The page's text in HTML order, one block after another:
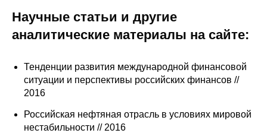
Противодействие коррупции
Материалы для СМИ
Публикации
Научная жизнь
Научные статьи и другие
аналитические материалы на сайте:
Тенденции развития международной финансовой
ситуации и перспективы российских финансов //
2016
Российская нефтяная отрасль в условиях мировой
нестабильности // 2016